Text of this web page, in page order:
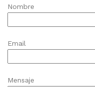
Nombre
Email
Mensaje